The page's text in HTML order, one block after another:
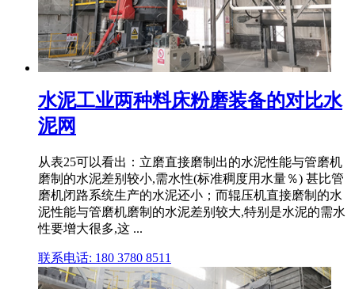
水泥工业两种料床粉磨装备的对比水
泥网
从表25可以看出：立磨直接磨制出的水泥性能与管磨机
磨制的水泥差别较小,需水性(标准稠度用水量％) 甚比管
磨机闭路系统生产的水泥还小；而辊压机直接磨制的水
泥性能与管磨机磨制的水泥差别较大,特别是水泥的需水
性要增大很多,这 ...
联系电话: 180 3780 8511